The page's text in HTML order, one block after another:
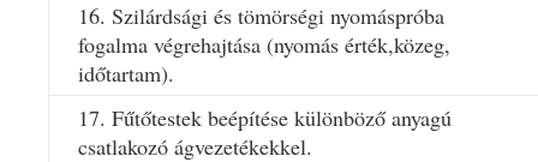
16. Szilárdsági és tömörségi nyomáspróba
fogalma végrehajtása (nyomás érték,közeg,
időtartam).
17. Fűtőtestek beépítése különböző anyagú
csatlakozó ágvezetékekkel.